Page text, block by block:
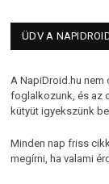
ÜDV A
A NapiDroid.hu nem
foglalkozunk, és az
kütyüt igyekszünk
Minden nap friss
megírni, ha valami